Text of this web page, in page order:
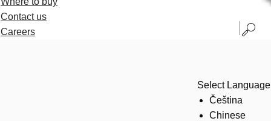
Contact us
Careers
Select Language
Čeština
Chinese